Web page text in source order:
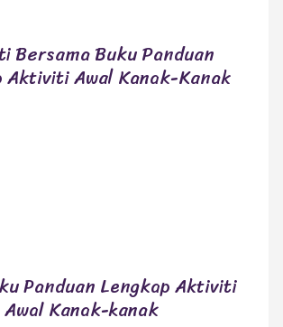
Bersama Buku Panduan
Aktiviti Awal Kanak-Kanak
Panduan Lengkap Aktiviti
Awal Kanak-kanak